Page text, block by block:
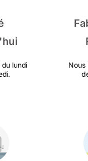
lundi
Nous